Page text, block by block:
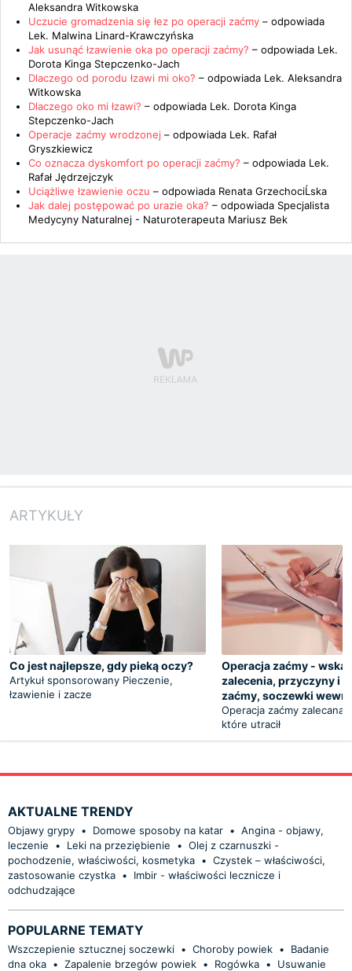
Aleksandra Witkowska
Uczucie gromadzenia się łez po operacji zaćmy – odpowiada
Lek. Malwina Linard-Krawczyńska
Jak usunąć łzawienie oka po operacji zaćmy? – odpowiada Lek.
Dorota Kinga Stepczenko-Jach
Dlaczego od porodu łzawi mi oko? – odpowiada Lek. Aleksandra
Witkowska
Dlaczego oko mi łzawi? – odpowiada Lek. Dorota Kinga
Stepczenko-Jach
Operacje zaćmy wrodzonej – odpowiada Lek. Rafał
Gryszkiewicz
Co oznacza dyskomfort po operacji zaćmy? – odpowiada Lek.
Rafał Jędrzejczyk
Uciążliwe łzawienie oczu – odpowiada Renata GrzechociĹska
Jak dalej postępować po urazie oka? – odpowiada Specjalista
Medycyny Naturalnej - Naturoterapeuta Mariusz Bek
ARTYKUŁY
Co jest najlepsze, gdy pieką oczy?
Artykuł sponsorowany Pieczenie,
łzawienie i zacze
Operacja zaćmy -
zalecenia, przyczyny i
zaćmy, soczewki
Operacja zaćmy zalecana
które utracił
AKTUALNE TRENDY
Objawy grypy • Domowe sposoby na katar • Angina - objawy,
leczenie
• Leki na przeziębienie • Olej z czarnuszki -
pochodzenie, właściwości, kosmetyka • Czystek – właściwości,
zastosowanie czystka •
Imbir - właściwości lecznicze i
odchudzające
POPULARNE TEMATY
Wszczepienie sztucznej soczewki • Choroby powiek •
Badanie
dna oka • Zapalenie brzegów powiek • Rogówka •
Usuwanie